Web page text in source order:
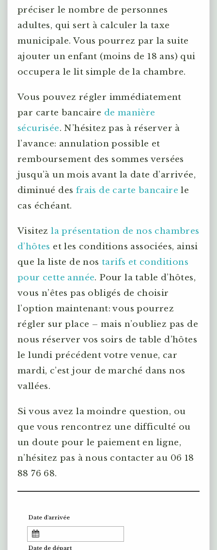
préciser le nombre de personnes
adultes, qui sert à calculer la taxe
municipale. Vous pourrez par la suite
ajouter un enfant (moins de 18 ans) qui
occupera le lit simple de la chambre.
Vous pouvez régler immédiatement
par carte bancaire de manière
sécurisée. N’hésitez pas à réserver à
l’avance: annulation possible et
remboursement des sommes versées
jusqu’à un mois avant la date d’arrivée,
diminué des frais de carte bancaire le
cas échéant.
Visitezla présentation de nos chambres
d’hôtes et les conditions associées, ainsi
que la liste de nos tarifs et conditions
pour cette année. Pour la table d’hôtes,
vous n’êtes pas obligés de choisir
l’option maintenant: vous pourrez
régler sur place – mais n’oubliez pas de
nous réserver vos soirs de table d’hôtes
le lundi précédent votre venue, car
mardi, c’est jour de marché dans nos
vallées.
Si vous avez la moindre question, ou
que vous rencontrez une difficulté ou
un doute pour le paiement en ligne,
n’hésitez pas à nous contacter au 06 18
88 76 68.
Date d'arrivée
Date de départ